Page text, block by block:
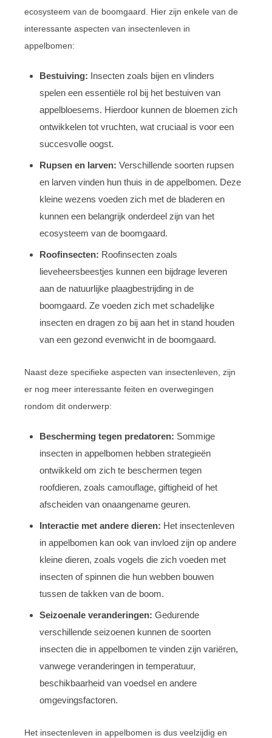
ecosysteem van de boomgaard. Hier zijn enkele van de
interessante aspecten van insectenleven in
appelbomen:
Bestuiving: Insecten zoals bijen en vlinders
spelen een essentiële rol bij het bestuiven van
appelbloesems. Hierdoor kunnen de bloemen zich
ontwikkelen tot vruchten, wat cruciaal is voor een
succesvolle oogst.
Rupsen en larven: Verschillende soorten rupsen
en larven vinden hun thuis in de appelbomen. Deze
kleine wezens voeden zich met de bladeren en
kunnen een belangrijk onderdeel zijn van het
ecosysteem van de boomgaard.
Roofinsecten: Roofinsecten zoals
lieveheersbeestjes kunnen een bijdrage leveren
aan de natuurlijke plaagbestrijding in de
boomgaard. Ze voeden zich met schadelijke
insecten en dragen zo bij aan het in stand houden
van een gezond evenwicht in de boomgaard.
Naast deze specifieke aspecten van insectenleven, zijn
er nog meer interessante feiten en overwegingen
rondom dit onderwerp:
Bescherming tegen predatoren: Sommige
insecten in appelbomen hebben strategieën
ontwikkeld om zich te beschermen tegen
roofdieren, zoals camouflage, giftigheid of het
afscheiden van onaangename geuren.
Interactie met andere dieren: Het insectenleven
in appelbomen kan ook van invloed zijn op andere
kleine dieren, zoals vogels die zich voeden met
insecten of spinnen die hun webben bouwen
tussen de takken van de boom.
Seizoenale veranderingen: Gedurende
verschillende seizoenen kunnen de soorten
insecten die in appelbomen te vinden zijn variëren,
vanwege veranderingen in temperatuur,
beschikbaarheid van voedsel en andere
omgevingsfactoren.
Het insectenleven in appelbomen is dus veelzijdig en